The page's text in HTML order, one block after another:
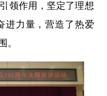
领作用，坚定了理想
进力量，营造了热爱
。